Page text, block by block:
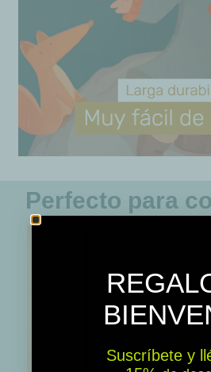
Perfecto para
Suscríbete y